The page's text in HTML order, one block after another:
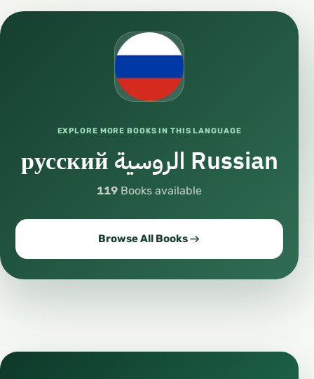
EXPLORE MORE BOOKS IN THIS LANGUAGE
русский الروسية Russian
119 Books available
Browse All Books